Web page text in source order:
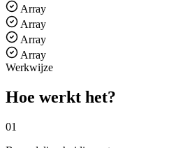
Array
Array
Array
Array
Werkwijze
Hoe werkt het?
01